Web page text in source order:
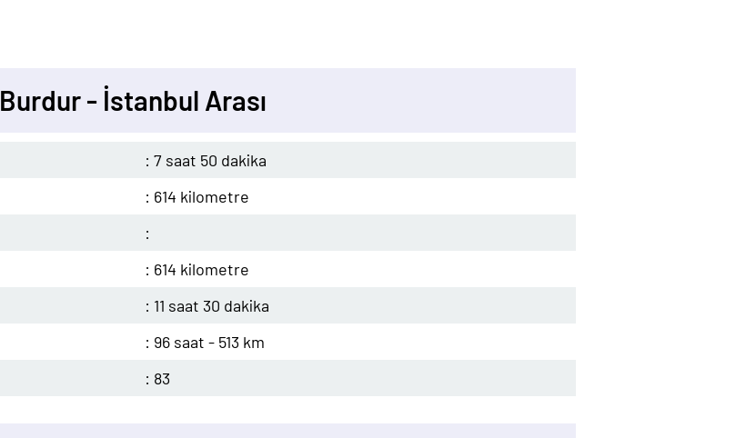
Burdur - İstanbul Arası
: 7 saat 50 dakika
: 614 kilometre
:
: 614 kilometre
: 11 saat 30 dakika
: 96 saat - 513 km
: 83